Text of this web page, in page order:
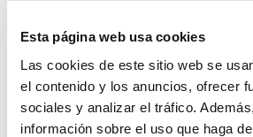
Esta página web usa cookies
Las cookies de este sitio web se
el contenido y los anuncios, ofrecer
sociales y analizar el tráfico.
información sobre el uso que haga